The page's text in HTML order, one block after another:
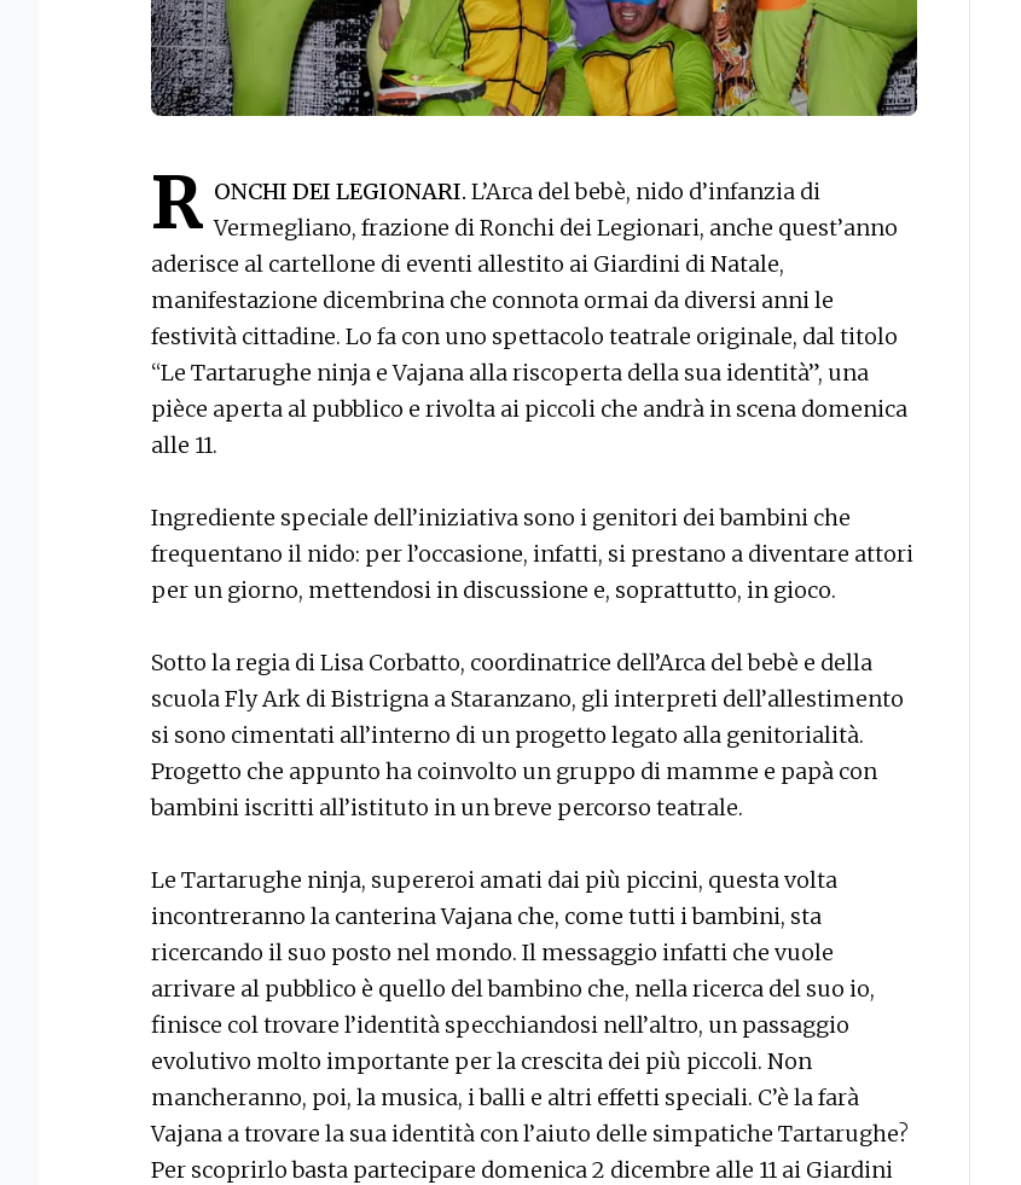
R ONCHI DEI LEGIONARI. L’Arca del bebè, nido d’infanzia di
Vermegliano, frazione di Ronchi dei Legionari, anche quest’anno
aderisce al cartellone di eventi allestito ai Giardini di Natale,
manifestazione dicembrina che connota ormai da diversi anni le
festività cittadine. Lo fa con uno spettacolo teatrale originale, dal titolo
“Le Tartarughe ninja e Vajana alla riscoperta della sua identità”, una
pièce aperta al pubblico e rivolta ai piccoli che andrà in scena domenica
alle 11.
Ingrediente speciale dell’iniziativa sono i genitori dei bambini che
frequentano il nido: per l’occasione, infatti, si prestano a diventare attori
per un giorno, mettendosi in discussione e, soprattutto, in gioco.
Sotto la regia di Lisa Corbatto, coordinatrice dell’Arca del bebè e della
scuola Fly Ark di Bistrigna a Staranzano, gli interpreti dell’allestimento
si sono cimentati all’interno di un progetto legato alla genitorialità.
Progetto che appunto ha coinvolto un gruppo di mamme e papà con
bambini iscritti all’istituto in un breve percorso teatrale.
Le Tartarughe ninja, supereroi amati dai più piccini, questa volta
incontreranno la canterina Vajana che, come tutti i bambini, sta
ricercando il suo posto nel mondo. Il messaggio infatti che vuole
arrivare al pubblico è quello del bambino che, nella ricerca del suo io,
finisce col trovare l’identità specchiandosi nell’altro, un passaggio
evolutivo molto importante per la crescita dei più piccoli. Non
mancheranno, poi, la musica, i balli e altri effetti speciali. C’è la farà
Vajana a trovare la sua identità con l’aiuto delle simpatiche Tartarughe?
Per scoprirlo basta partecipare domenica 2 dicembre alle 11 ai Giardini